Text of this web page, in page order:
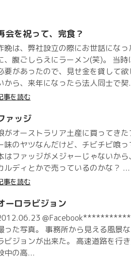
会を祝って、完食？
晩は、弊社設立の際にお世話にな
、腹ごしらえにラーメン(笑)。 当
要があったので、見せ金を貸して
から、来年になったら法人同士で契
事を読む
ァッジ
がオーストラリア土産に買ってき
味のヤツなんだけど、チビチビ喰
はファッジがメジャーじゃないか
ルディとかで売っているのかな？ ...
事を読む
ーロラビジョン
った写真。 事務所から見える風景
ビジョンが出来た。 高速道路を行
中の高...